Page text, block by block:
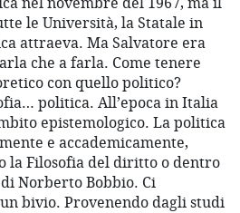
le Università, la Statale in
attraeva. Ma Salvatore era
che a farla. Come tenere
con quello politico?
politica. All’epoca in Italia
epistemologico. La politica
e accademicamente,
la Filosofia del diritto o dentro
Norberto Bobbio. Ci
bivio. Provenendo dagli studi